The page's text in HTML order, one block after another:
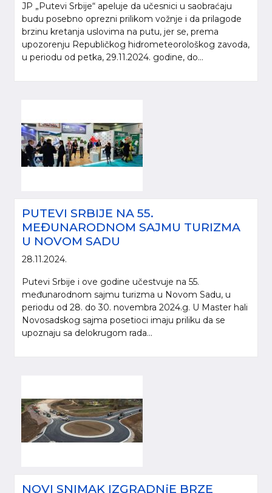
JP „Putevi Srbije“ apeluje da učesnici u saobraćaju
budu posebno oprezni prilikom vožnje i da prilagode
brzinu kretanja uslovima na putu, jer se, prema
upozorenju Republičkog hidrometeorološkog zavoda,
u periodu od petka, 29.11.2024. godine, do...
PUTEVI SRBIJE NA 55.
MEĐUNARODNOM SAJMU TURIZMA
U NOVOM SADU
28.11.2024.
Putevi Srbije i ove godine učestvuje na 55.
međunarodnom sajmu turizma u Novom Sadu, u
periodu od 28. do 30. novembra 2024.g. U Master hali
Novosadskog sajma posetioci imaju priliku da se
upoznaju sa delokrugom rada...
NOVI SNIMAK IZGRADNjE BRZE
d.o.o.).
© 2005-2026. "Putevi Srbije" d.o.o. All rights reserved.